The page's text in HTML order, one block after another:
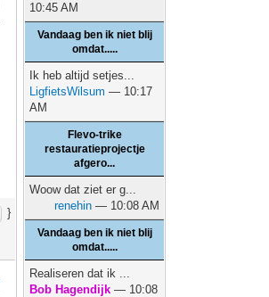
}
10:45 AM
Vandaag ben ik niet blij
omdat.....
Ik heb altijd setjes...
LigfietsWilsum — 10:17
AM
Flevo-trike
restauratieprojectje
afgero...
Woow dat ziet er g...
renehin — 10:08 AM
Vandaag ben ik niet blij
omdat.....
Realiseren dat ik ...
Bob Hagendijk — 10:08